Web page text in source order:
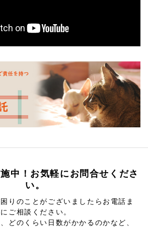
中！お気軽にお問合せくださ
い。
りのことがございましたらお電話ま
ご相談ください。
どのくらい日数がかかるのかなど、